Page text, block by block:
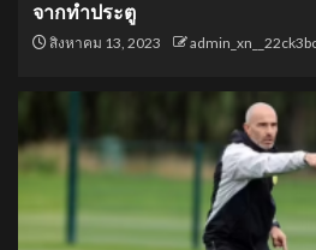
จากทำประตู
สิงหาคม 13, 2023